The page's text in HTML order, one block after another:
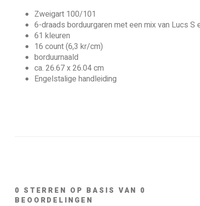
Zweigart 100/101
6-draads borduurgaren met een mix van Lucs S
61 kleuren
16 count (6,3 kr/cm)
borduurnaald
ca. 26.67 x 26.04 cm
Engelstalige handleiding
0 STERREN OP BASIS VAN 0
BEOORDELINGEN